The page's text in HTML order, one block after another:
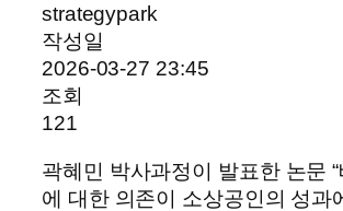
strategypark
작성일
2026-03-27 23:45
조회
121
곽혜민 박사과정이 발표한 논문
에 대한 의존이 소상공인의 성과